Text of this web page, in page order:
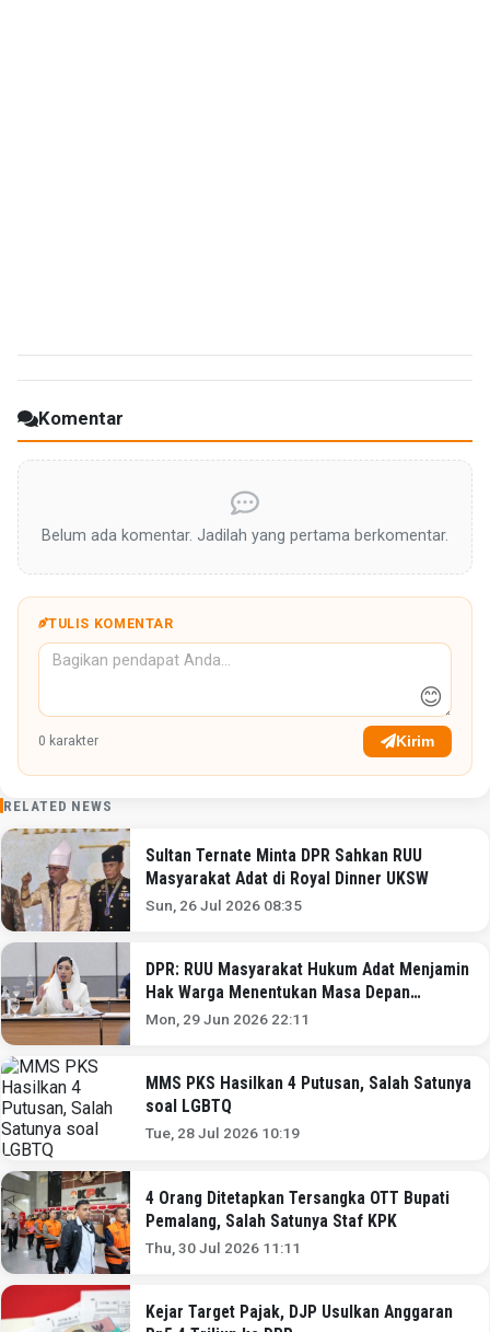
Komentar
Belum ada komentar. Jadilah yang pertama berkomentar.
TULIS KOMENTAR
😊
0 karakter Kirim
RELATED NEWS
Sultan Ternate Minta DPR Sahkan RUU
Masyarakat Adat di Royal Dinner UKSW
Sun, 26 Jul 2026 08:35
DPR: RUU Masyarakat Hukum Adat Menjamin
Hak Warga Menentukan Masa Depan
Wilayahnya!
Mon, 29 Jun 2026 22:11
MMS PKS Hasilkan 4 Putusan, Salah Satunya
soal LGBTQ
Tue, 28 Jul 2026 10:19
4 Orang Ditetapkan Tersangka OTT Bupati
Pemalang, Salah Satunya Staf KPK
Thu, 30 Jul 2026 11:11
Kejar Target Pajak, DJP Usulkan Anggaran